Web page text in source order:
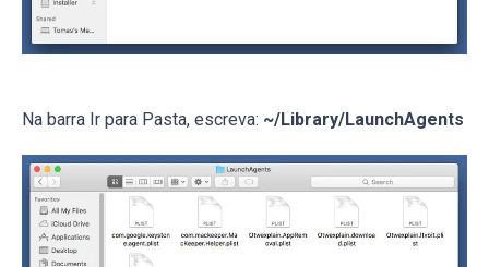
Na barra Ir para Pasta, escreva: ~/Library/LaunchAgents